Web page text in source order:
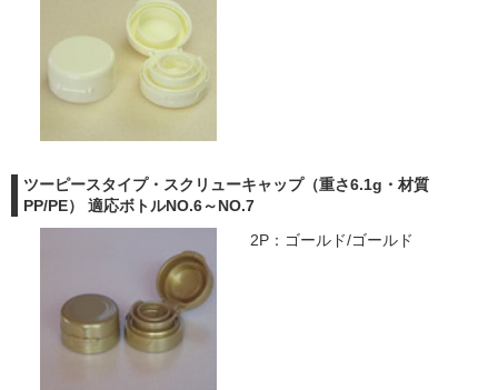
ツーピースタイプ・スクリューキャップ（重さ6.1g・材質
PP/PE） 適応ボトルNO.6～NO.7
2P：ゴールド/ゴールド